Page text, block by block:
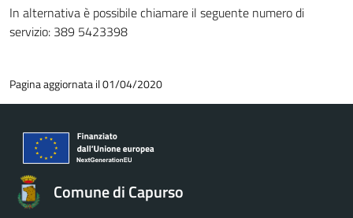
In alternativa è possibile chiamare il seguente numero di
servizio: 389 5423398
Pagina aggiornata il 01/04/2020
Comune di Capurso